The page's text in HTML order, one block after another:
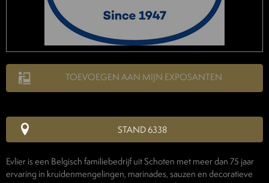
TOEVOEGEN AAN MIJN EXPOSANTEN
STAND 6338
Evlier is een Belgisch familiebedrijf uit Schoten met meer dan 75 jaar
ervaring in kruidenmengelingen, marinades, sauzen en decoratieve